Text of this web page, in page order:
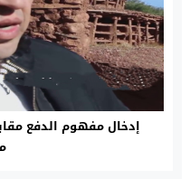
إدخال مفهوم الدفع